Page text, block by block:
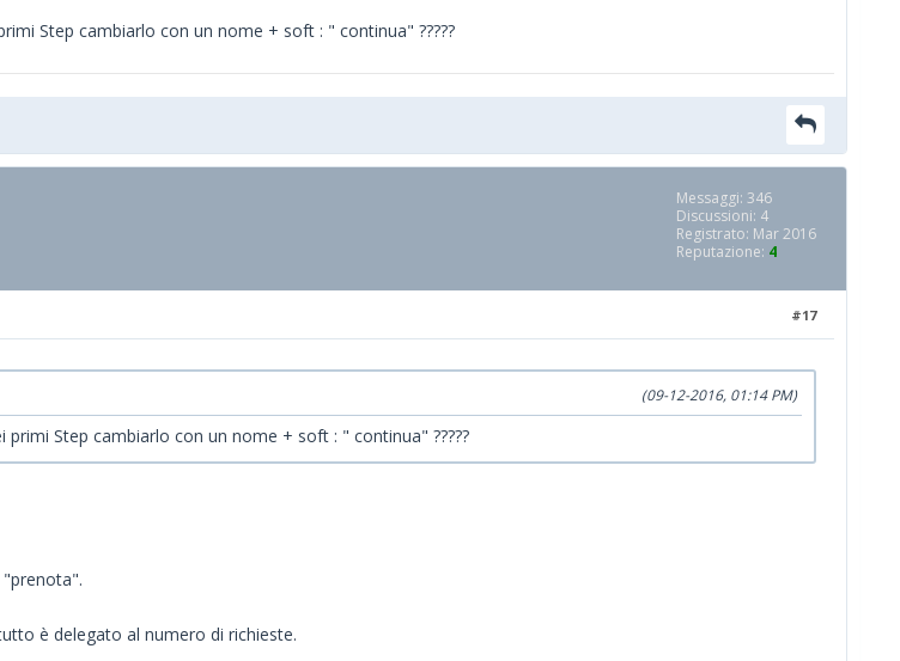
Step cambiarlo con un nome + soft : " continua" ?????
Messaggi: 346
Discussioni: 4
Registrato: Mar 2016
Reputazione: 4
#17
(09-12-2016, 01:14 PM)
Step cambiarlo con un nome + soft : " continua" ?????
è delegato al numero di richieste.